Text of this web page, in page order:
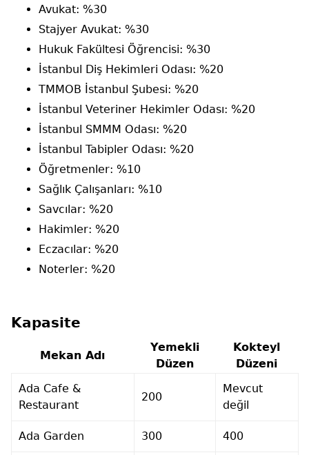
Avukat: %30
Stajyer Avukat: %30
Hukuk Fakültesi Öğrencisi: %30
İstanbul Diş Hekimleri Odası: %20
TMMOB İstanbul Şubesi: %20
İstanbul Veteriner Hekimler Odası: %20
İstanbul SMMM Odası: %20
İstanbul Tabipler Odası: %20
Öğretmenler: %10
Sağlık Çalışanları: %10
Savcılar: %20
Hakimler: %20
Eczacılar: %20
Noterler: %20
Kapasite
Mekan Adı
Yemekli
Düzen
Kokteyl
Düzeni
Ada Cafe &
Restaurant
200
Mevcut
değil
Ada Garden 300 400